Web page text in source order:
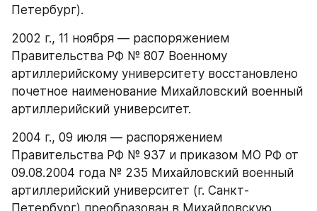
Петербург).
2002 г., 11 ноября — распоряжением
Правительства РФ № 807 Военному
артиллерийскому университету восстановлено
почетное наименование Михайловский военный
артиллерийский университет.
2004 г., 09 июля — распоряжением
Правительства РФ № 937 и приказом МО РФ от
09.08.2004 года № 235 Михайловский военный
артиллерийский университет (г. Санкт-
Петербург) преобразован в Михайловскую